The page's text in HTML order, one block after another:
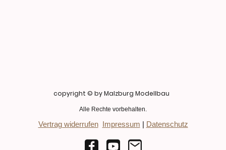
copyright © by Malzburg Modellbau
Alle Rechte vorbehalten.
Vertrag widerrufen Impressum | Datenschutz